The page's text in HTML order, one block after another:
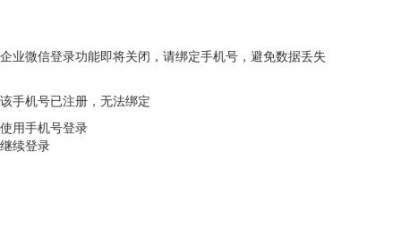
企业微信登录功能即将关闭，请绑定手机号，避免数据丢失
该手机号已注册，无法绑定
使用手机号登录
继续登录